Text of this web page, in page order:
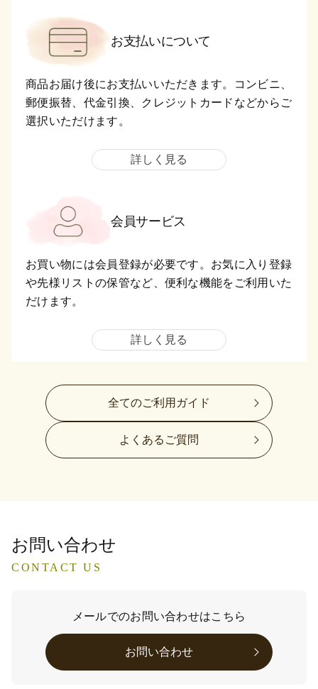
お支払いについて
商品お届け後にお支払いいただきます。コンビニ、
郵便振替、代金引換、クレジットカードなどからご
選択いただけます。
詳しく見る
会員サービス
お買い物には会員登録が必要です。お気に入り登録
や先様リストの保管など、便利な機能をご利用いた
だけます。
詳しく見る
全てのご利用ガイド
よくあるご質問
お問い合わせ
CONTACT US
メールでのお問い合わせはこちら
お問い合わせ